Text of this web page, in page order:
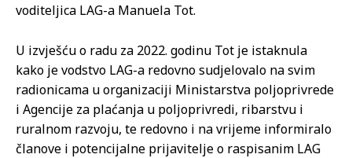
voditeljica LAG-a Manuela Tot.
U izvješću o radu za 2022. godinu Tot je istaknula
kako je vodstvo LAG-a redovno sudjelovalo na svim
radionicama u organizaciji Ministarstva poljoprivrede
i Agencije za plaćanja u poljoprivredi, ribarstvu i
ruralnom razvoju, te redovno i na vrijeme informiralo
članove i potencijalne prijavitelje o raspisanim LAG